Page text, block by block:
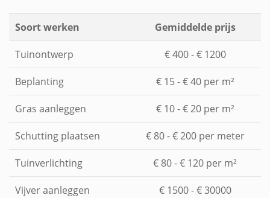
Soort werken Gemiddelde prijs
Tuinontwerp € 400 - € 1200
Beplanting € 15 - € 40 per m²
Gras aanleggen € 10 - € 20 per m²
Schutting plaatsen € 80 - € 200 per meter
Tuinverlichting € 80 - € 120 per m²
Vijver aanleggen € 1500 - € 30000